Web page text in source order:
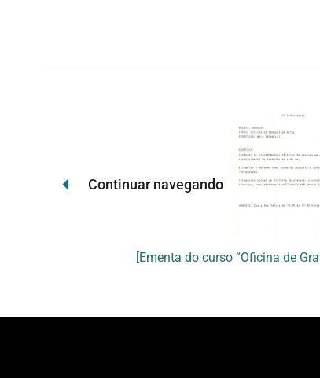
Continuar navegando